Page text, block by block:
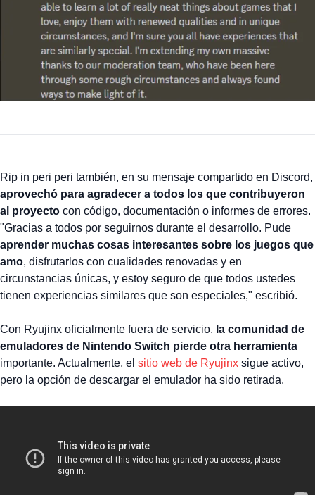
Rip in peri peri también, en su mensaje compartido en Discord,
aprovechó para agradecer a todos los que contribuyeron
al proyecto con código, documentación o informes de errores.
"Gracias a todos por seguirnos durante el desarrollo. Pude
aprender muchas cosas interesantes sobre los juegos que
amo, disfrutarlos con cualidades renovadas y en
circunstancias únicas, y estoy seguro de que todos ustedes
tienen experiencias similares que son especiales," escribió.
Con Ryujinx oficialmente fuera de servicio, la comunidad de
emuladores de Nintendo Switch pierde otra herramienta
importante. Actualmente, el sitio web de Ryujinx sigue activo,
pero la opción de descargar el emulador ha sido retirada.